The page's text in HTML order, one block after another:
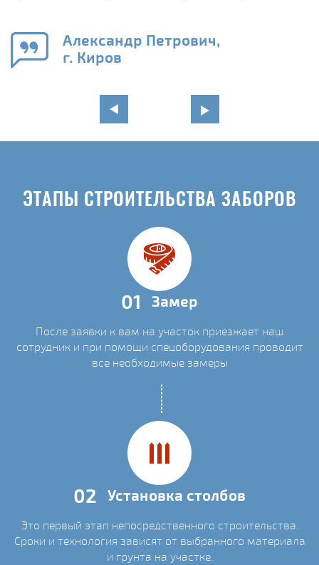
Александр Петрович,
г. Киров
ЭТАПЫ СТРОИТЕЛЬСТВА ЗАБОРОВ
01 Замер
После заявки к вам на участок приезжает наш
сотрудник и при помощи спецоборудования проводит
все необходимые замеры
02 Установка столбов
Это первый этап непосредственного строительства.
Сроки и технология зависят от выбранного материала
и грунта на участке.